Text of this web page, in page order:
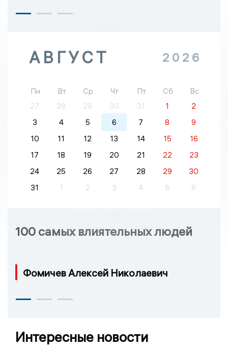
АВГУСТ 2026
Пн Вт Ср Чт Пт Сб
Вс
27
28 29 30 31 1
2
3
4 5 6 7 8
9
10
11 12 13 14 15
16
17
18 19 20 21 22
23
24
25 26 27 28 29
30
31
1 2 3 4 5 6
100 самых влиятельных людей
Фомичев Алексей Николаевич
Интересные новости